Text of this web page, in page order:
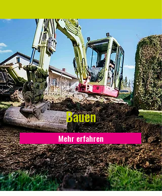
Bauen
Mehr erfahren